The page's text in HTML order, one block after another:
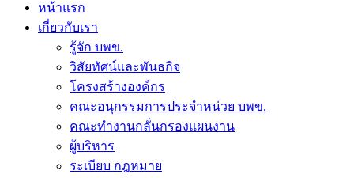
หน้าแรก
เกี่ยวกับเรา
รู้จัก บพข.
วิสัยทัศน์และพันธกิจ
โครงสร้างองค์กร
คณะอนุกรรมการประจำหน่วย บพข.
คณะทำงานกลั่นกรองแผนงาน
ผู้บริหาร
ระเบียบ กฎหมาย